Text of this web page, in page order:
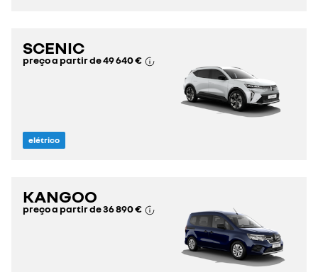
SCENIC
preço a partir de49 640 €
elétrico
KANGOO
preço a partir de36 890 €